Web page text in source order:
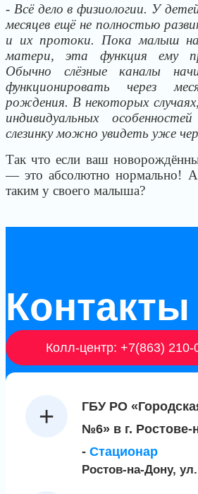
- Всё дело в физиологии. У
месяцев ещё не полностью
и их протоки. Пока малыш
матери, эта функция ему
Обычно слёзные каналы
функционировать через
рождения. В некоторых
индивидуальных
слезинку можно увидеть уже
Так что если ваш
— это абсолютно нормально!
таким у своего малыша?
Контакты
Колл-центр: +7(863) 210-
ГБУ РО
№6» в г. Ростове-
- Стационар
Ростов-на-Дону,